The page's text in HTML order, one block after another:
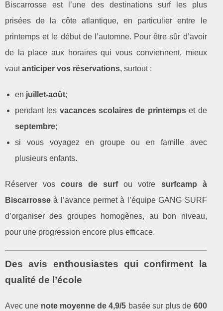
Biscarrosse est l’une des destinations surf les plus
prisées de la côte atlantique, en particulier entre le
printemps et le début de l’automne. Pour être sûr d’avoir
de la place aux horaires qui vous conviennent, mieux
vautanticiper vos réservations, surtout :
en juillet‑août;
pendant les vacances scolaires de printempset de
septembre;
si vous voyagez en groupe ou en famille avec
plusieurs enfants.
Réserver voscours de surfou votre surfcamp à
Biscarrosse à l’avance permet à l’équipe GANG SURF
d’organiser des groupes homogènes, au bon niveau,
pour une progression encore plus efficace.
Des avis enthousiastes qui confirment la
qualité de l’école
Avec une note moyenne de 4,9/5 basée sur plus de 600